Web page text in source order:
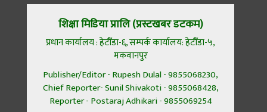
शिक्षा मिडिया प्रालि (प्रस्टखबर डटकम)
प्रधान कार्यालय : हेटौँडा-६, सम्पर्क कार्यालय: हेटौँडा-५,
मकवानपुर
Publisher/Editor - Rupesh Dulal - 9855068230,
Chief Reporter- Sunil Shivakoti - 9855068428,
Reporter - Postaraj Adhikari - 9855069254